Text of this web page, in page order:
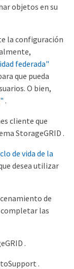
objetos en su
la configuración
federada"
que pueda
O bien,
.
cliente que
StorageGRID .
de vida de la
desea utilizar
de
las
.
.